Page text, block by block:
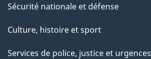
Sécurité nationale et défense
Culture, histoire et sport
Services de police, justice et urgences